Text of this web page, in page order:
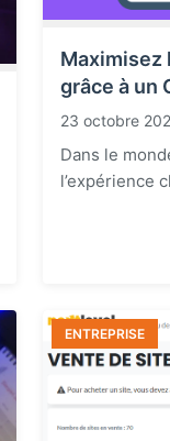
Maximisez
grâce à un
23 octobre
Dans le
l’expérience
ENTREPRISE